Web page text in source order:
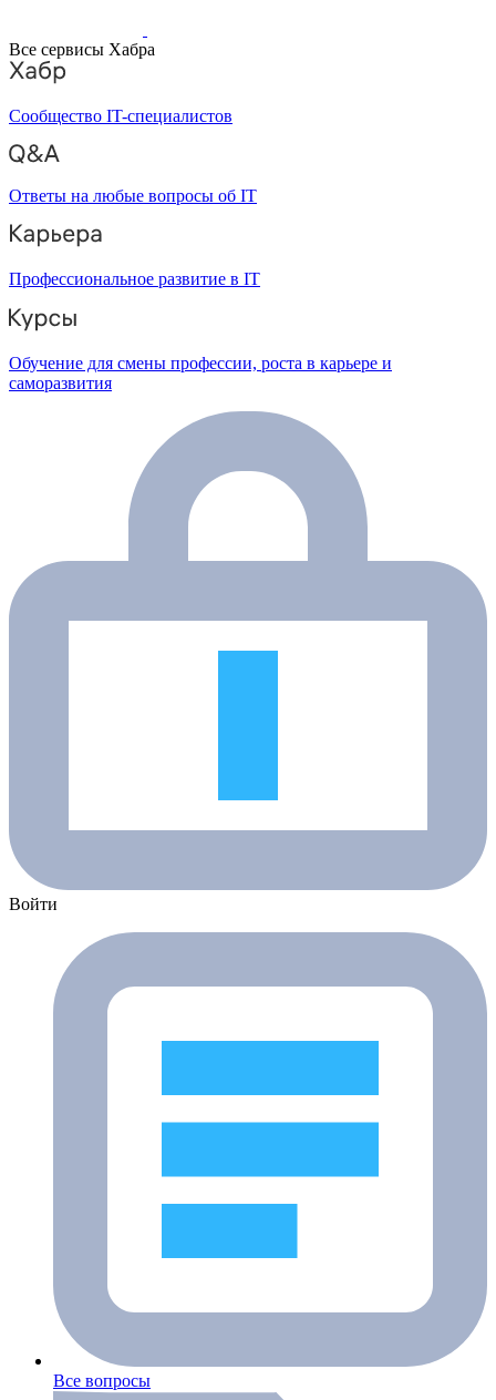
Все сервисы Хабра
Сообщество IT-специалистов
Ответы на любые вопросы об IT
Профессиональное развитие в IT
Обучение для смены профессии, роста в карьере и
саморазвития
Войти
Все вопросы